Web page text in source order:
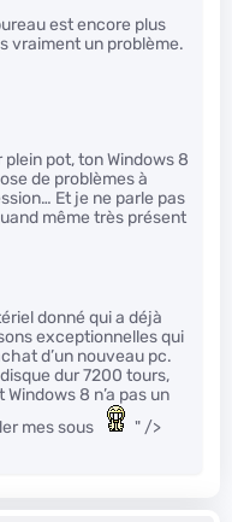
est encore plus
vraiment un problème.
pot, ton Windows 8
de problèmes à
Et je ne parle pas
même très présent
donné qui a déjà
exceptionnelles qui
d’un nouveau pc.
dur 7200 tours,
8 n’a pas un
mes sous
" />